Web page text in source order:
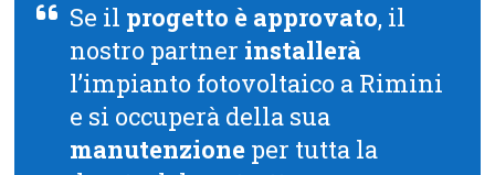
Se il progetto è approvato, il
nostro partner installerà
l’impianto fotovoltaico a Rimini
e si occuperà della sua
manutenzione per tutta la